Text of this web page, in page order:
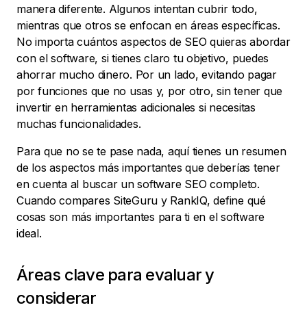
manera diferente. Algunos intentan cubrir todo,
mientras que otros se enfocan en áreas específicas.
No importa cuántos aspectos de SEO quieras abordar
con el software, si tienes claro tu objetivo, puedes
ahorrar mucho dinero. Por un lado, evitando pagar
por funciones que no usas y, por otro, sin tener que
invertir en herramientas adicionales si necesitas
muchas funcionalidades.
Para que no se te pase nada, aquí tienes un resumen
de los aspectos más importantes que deberías tener
en cuenta al buscar un software SEO completo.
Cuando compares SiteGuru y RankIQ, define qué
cosas son más importantes para ti en el software
ideal.
Áreas clave para evaluar y
considerar